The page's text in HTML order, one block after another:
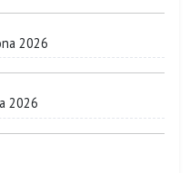
2026
2026